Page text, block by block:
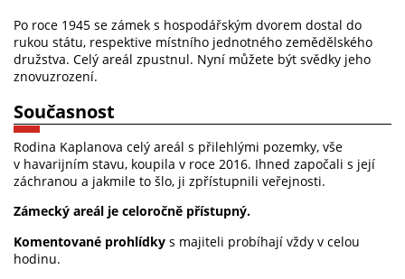
Po roce 1945 se zámek s hospodářským dvorem dostal do
rukou státu, respektive místního jednotného zemědělského
družstva. Celý areál zpustnul. Nyní můžete být svědky jeho
znovuzrození.
Současnost
Rodina Kaplanova celý areál s přilehlými pozemky, vše
v havarijním stavu, koupila v roce 2016. Ihned započali s její
záchranou a jakmile to šlo, ji zpřístupnili veřejnosti.
Zámecký areál je celoročně přístupný.
Komentované prohlídky s majiteli probíhají vždy v celou
hodinu.